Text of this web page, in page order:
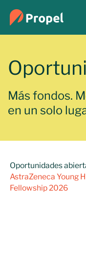
Más fondos.
en un solo
Oportunidades
AstraZeneca Young
Fellowship 2026